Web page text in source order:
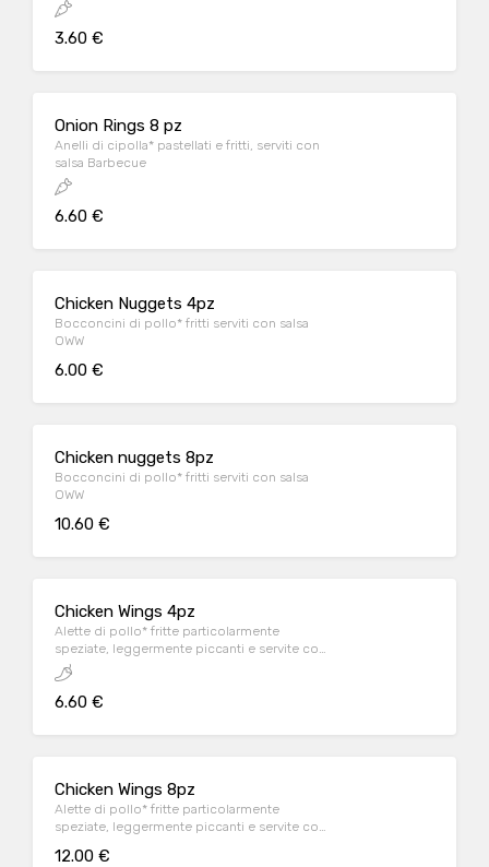
3.60 €
Onion Rings 8 pz
Anelli di cipolla* pastellati e fritti, serviti con
salsa Barbecue
6.60 €
Chicken Nuggets 4pz
Bocconcini di pollo* fritti serviti con salsa
OWW
6.00 €
Chicken nuggets 8pz
Bocconcini di pollo* fritti serviti con salsa
OWW
10.60 €
Chicken Wings 4pz
Alette di pollo* fritte particolarmente
speziate, leggermente piccanti e servite con
salsa OWW
6.60 €
Chicken Wings 8pz
Alette di pollo* fritte particolarmente
speziate, leggermente piccanti e servite con
12.00 €